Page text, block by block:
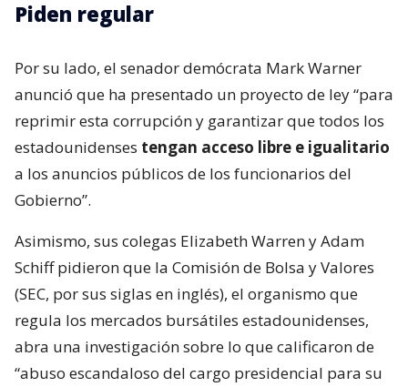
Piden regular
Por su lado, el senador demócrata Mark Warner
anunció que ha presentado un proyecto de ley “para
reprimir esta corrupción y garantizar que todos los
estadounidenses tengan acceso libre e igualitario
a los anuncios públicos de los funcionarios del
Gobierno”.
Asimismo, sus colegas Elizabeth Warren y Adam
Schiff pidieron que la Comisión de Bolsa y Valores
(SEC, por sus siglas en inglés), el organismo que
regula los mercados bursátiles estadounidenses,
abra una investigación sobre lo que calificaron de
“abuso escandaloso del cargo presidencial para su